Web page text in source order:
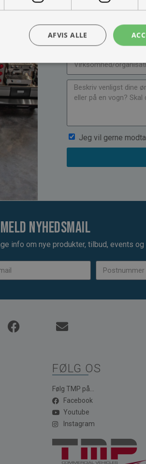
Jeg vil gerne
nyhedsmail
info om nye produkter, tilbud, events og
FØLG OS
Følg TMP på...
Facebook
Youtube
Instagram
AFVIS ALLE